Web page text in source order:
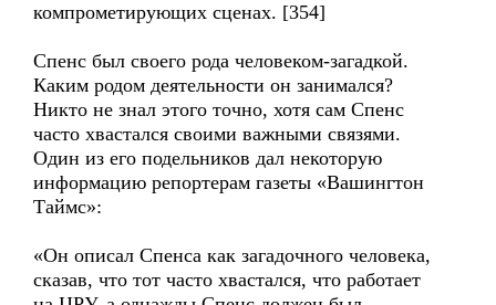
компрометирующих сценах. [354]
Спенс был своего рода человеком-загадкой.
Каким родом деятельности он занимался?
Никто не знал этого точно, хотя сам Спенс
часто хвастался своими важными связями.
Один из его подельников дал некоторую
информацию репортерам газеты «Вашингтон
Таймс»:
«Он описал Спенса как загадочного человека,
сказав, что тот часто хвастался, что работает